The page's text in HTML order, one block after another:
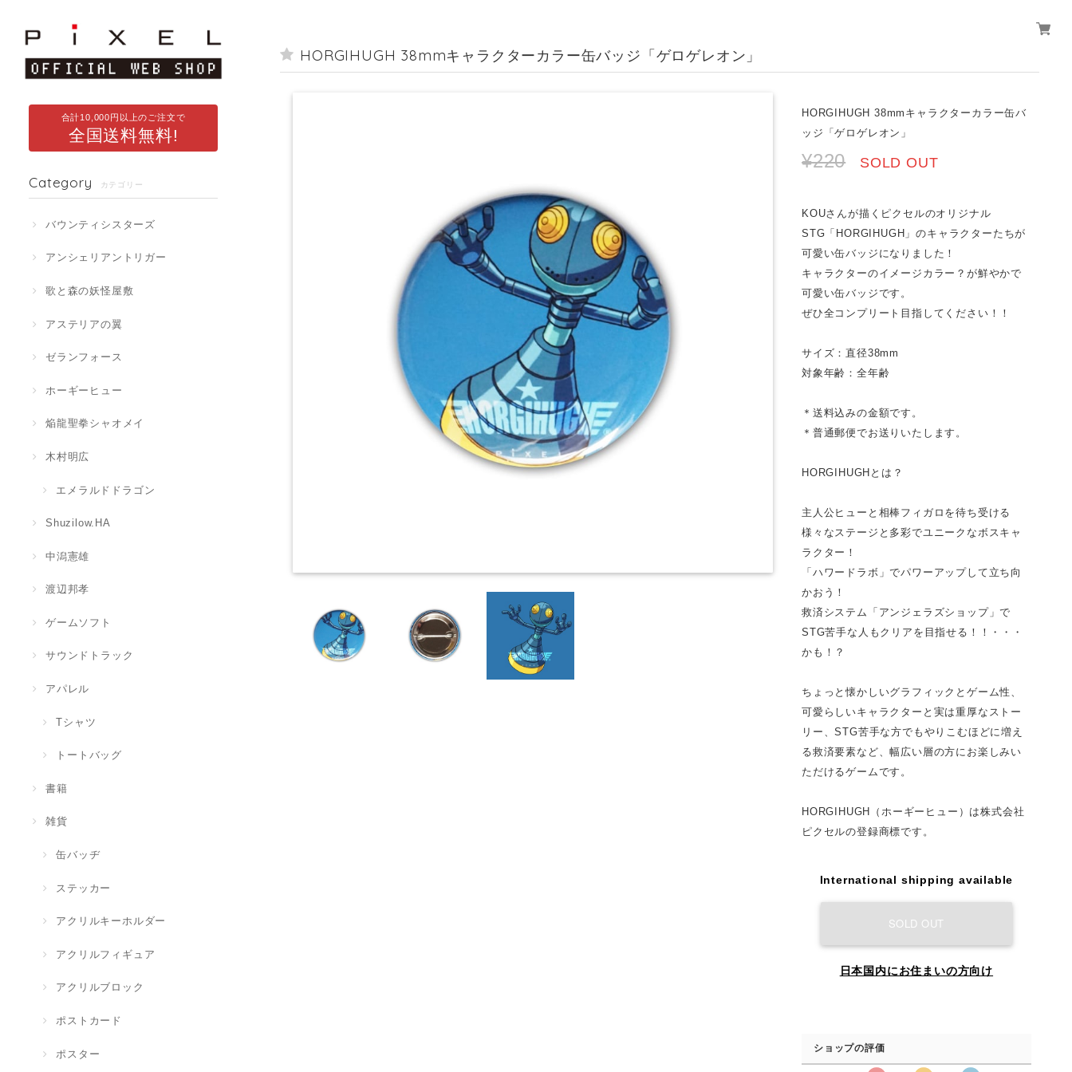
合計10,000円以上のご注文で
全国送料無料!
Category カテゴリー
バウンティシスターズ
アンシェリアントリガー
歌と森の妖怪屋敷
アステリアの翼
ゼランフォース
ホーギーヒュー
焔龍聖拳シャオメイ
木村明広
エメラルドドラゴン
Shuzilow.HA
中潟憲雄
渡辺邦孝
ゲームソフト
サウンドトラック
アパレル
Tシャツ
トートバッグ
書籍
雑貨
缶バッヂ
ステッカー
アクリルキーホルダー
アクリルフィギュア
アクリルブロック
ポストカード
ポスター
HORGIHUGH 38mmキャラクターカラー缶バッジ「ゲロゲレオン」
HORGIHUGH 38mmキャラクターカラー缶バ
ッジ「ゲロゲレオン」
¥220 SOLD OUT
KOUさんが描くピクセルのオリジナル
STG「HORGIHUGH」のキャラクターたちが
可愛い缶バッジになりました！
キャラクターのイメージカラー？が鮮やかで
可愛い缶バッジです。
ぜひ全コンプリート目指してください！！
サイズ：直径38mm
対象年齢：全年齢
＊送料込みの金額です。
＊普通郵便でお送りいたします。
HORGIHUGHとは？
主人公ヒューと相棒フィガロを待ち受ける
様々なステージと多彩でユニークなボスキャ
ラクター！
「ハワードラボ」でパワーアップして立ち向
かおう！
救済システム「アンジェラズショップ」で
STG苦手な人もクリアを目指せる！！・・・
かも！？
ちょっと懐かしいグラフィックとゲーム性、
可愛らしいキャラクターと実は重厚なストー
リー、STG苦手な方でもやりこむほどに増え
る救済要素など、幅広い層の方にお楽しみい
ただけるゲームです。
HORGIHUGH（ホーギーヒュー）は株式会社
ピクセルの登録商標です。
International shipping available
SOLD OUT
日本国内にお住まいの方向け
ショップの評価